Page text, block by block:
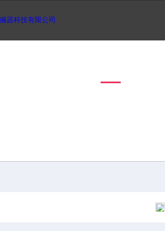
好色先生在线观看